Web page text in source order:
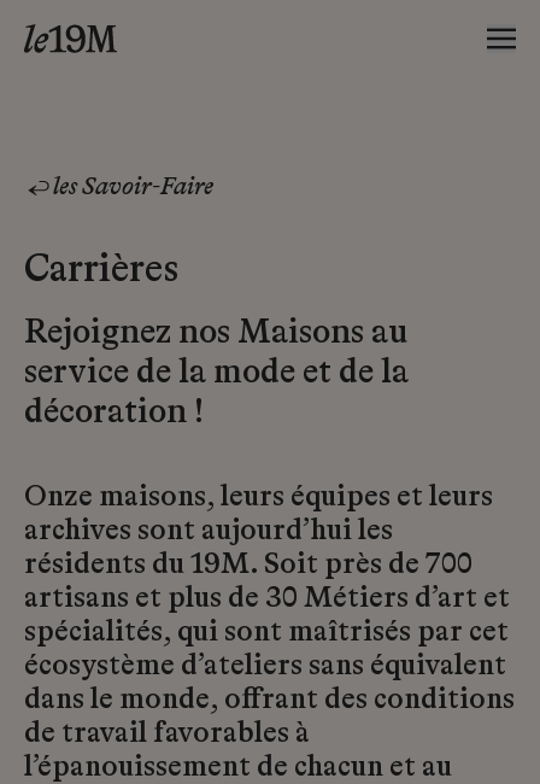
les Savoir-Faire
Carrières
Rejoignez nos Maisons au
service de la mode et de la
décoration !
Onze maisons, leurs équipes et leurs
archives sont aujourd’hui les
résidents du 19M. Soit près de 700
artisans et plus de 30 Métiers d’art et
spécialités, qui sont maîtrisés par cet
écosystème d’ateliers sans équivalent
dans le monde, offrant des conditions
de travail favorables à
l’épanouissement de chacun et au